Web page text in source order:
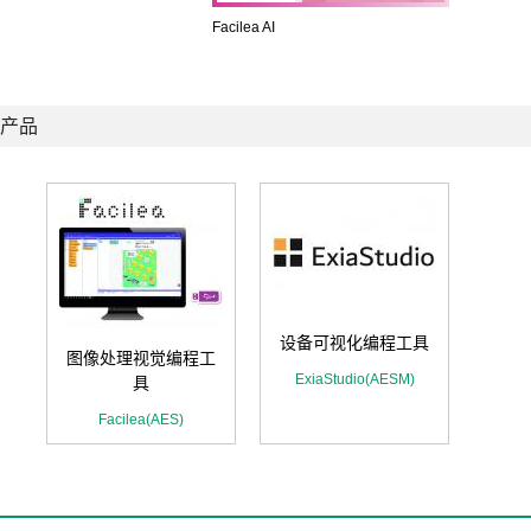
Facilea AI
品
图像处理视觉编程工
具
Facilea(AES)
设备可视化编程工具
ExiaStudio(AESM)